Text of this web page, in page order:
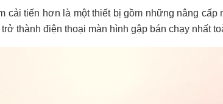
cải tiến hơn là một thiết bị gồm những nâng cấp
thành điện thoại màn hình gập bán chạy nhất